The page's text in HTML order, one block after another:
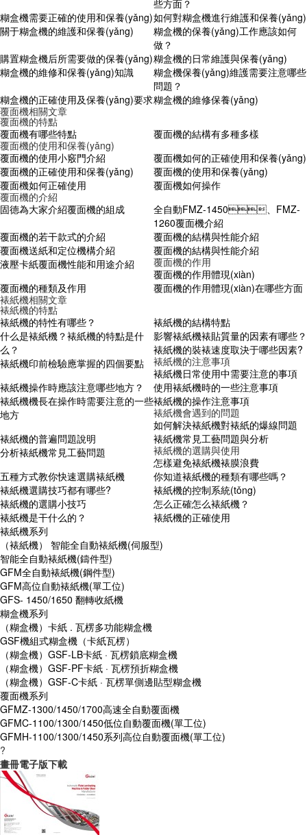
些方面？
糊盒機需要正確的使用和保養(yǎng)如何對糊盒機進行維護和保養(yǎng)
關于糊盒機的維護和保養(yǎng)
糊盒機的保養(yǎng)工作應該如何
做？
購置糊盒機后所需要做的保養(yǎng)糊盒機的日常維護與保養(yǎng)
糊盒機的維修和保養(yǎng)知識
糊盒機保養(yǎng)維護需要注意哪些
問題？
糊盒機的正確使用及保養(yǎng)要求糊盒機的維修保養(yǎng)
覆面機相關文章
覆面機的特點
覆面機有哪些特點
覆面機的結構有多種多樣
覆面機的使用和保養(yǎng)
覆面機的使用小竅門介紹
覆面機如何的正確使用和保養(yǎng)
覆面機的正確使用和保養(yǎng)
覆面機的使用和保養(yǎng)
覆面機如何正確使用
覆面機如何操作
覆面機的介紹
固德為大家介紹覆面機的組成
全自動FMZ-1450、FMZ-
1260覆面機介紹
覆面機的若干款式的介紹
覆面機的結構與性能介紹
覆面機送紙和定位機構介紹
覆面機的結構與性能介紹
液壓卡紙覆面機性能和用途介紹
覆面機的作用
覆面機的作用體現(xiàn)
覆面機的種類及作用
覆面機的作用體現(xiàn)在哪些方面
裱紙機相關文章
裱紙機的特點
裱紙機的特性有哪些？
裱紙機的結構特點
什么是裱紙機？裱紙機的特點是什
么？
影響裱紙機裱貼質量的因素有哪些？
裱紙機的裝裱速度取決于哪些因素?
裱紙機印前檢驗應掌握的四個要點
裱紙機的注意事項
裱紙機日常使用中需要注意的事項
裱紙機操作時應該注意哪些地方？
使用裱紙機時的一些注意事項
裱紙機機長在操作時需要注意的一些
地方
裱紙機的操作注意事項
裱紙機會遇到的問題
如何解決裱紙機對裱紙的爆線問題
裱紙機的普遍問題說明
裱紙機常見工藝問題與分析
分析裱紙機常見工藝問題
裱紙機的選購與使用
怎樣避免裱紙機裱膜浪費
五種方式教你快速選購裱紙機
你知道裱紙機的種類有哪些嗎？
裱紙機選購技巧都有哪些?
裱紙機的控制系統(tǒng)
裱紙機的選購小技巧
怎么正確怎么裱紙機？
裱紙機是干什么的？
裱紙機的正確使用
裱紙機系列
（裱紙機） 智能全自動裱紙機(伺服型)
智能全自動裱紙機(鑄件型)
GFM全自動裱紙機(鋼件型)
GFM高位自動裱紙機(單工位)
GFS- 1450/1650 翻轉收紙機
糊盒機系列
（糊盒機）卡紙 . 瓦楞多功能糊盒機
GSF機組式糊盒機（卡紙瓦楞）
（糊盒機）GSF-LB卡紙 · 瓦楞鎖底糊盒機
（糊盒機）GSF-PF卡紙 · 瓦楞預折糊盒機
（糊盒機）GSF-C卡紙 · 瓦楞單側邊貼型糊盒機
覆面機系列
GFMZ-1300/1450/1700高速全自動覆面機
GFMC-1100/1300/1450低位自動覆面機(單工位)
GFMH-1100/1300/1450系列高位自動覆面機(單工位)
?
畫冊電子版下載